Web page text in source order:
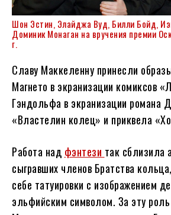
Шон Эстин, Элайджа Вуд, Билли Бойд,
Доминик Монаган на вручения премии
г.
Славу Маккеленну принесли
Магнето в экранизации комиксов
Гэндольфа в экранизации романа
«Властелин колец» и приквела
Работа над фэнтези так сблизила
сыгравших членов Братства
себе татуировки с изображением
эльфийским символом. За эту